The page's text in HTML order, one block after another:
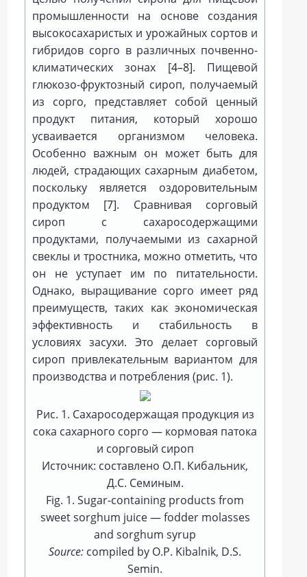
промышленности на основе создания
высокосахаристых и урожайных сортов и
гибридов сорго в различных почвенно-
климатических зонах [4–8]. Пищевой
глюкозо-фруктозный сироп, получаемый
из сорго, представляет собой ценный
продукт питания, который хорошо
усваивается организмом человека.
Особенно важным он может быть для
людей, страдающих сахарным диабетом,
поскольку является оздоровительным
продуктом [7]. Сравнивая сорговый
сироп с сахаросодержащими
продуктами, получаемыми из сахарной
свеклы и тростника, можно отметить, что
он не уступает им по питательности.
Однако, выращивание сорго имеет ряд
преимуществ, таких как экономическая
эффективность и стабильность в
условиях засухи. Это делает сорговый
сироп привлекательным вариантом для
производства и потребления (рис. 1).
Рис. 1. Сахаросодержащая продукция из
сока сахарного сорго — кормовая патока
и сорговый сироп
Источник: составлено О.П. Кибальник,
Д.С. Семиным.
Fig. 1. Sugar-containing products from
sweet sorghum juice — fodder molasses
and sorghum syrup
Source: compiled by O.P. Kibalnik, D.S.
Semin.